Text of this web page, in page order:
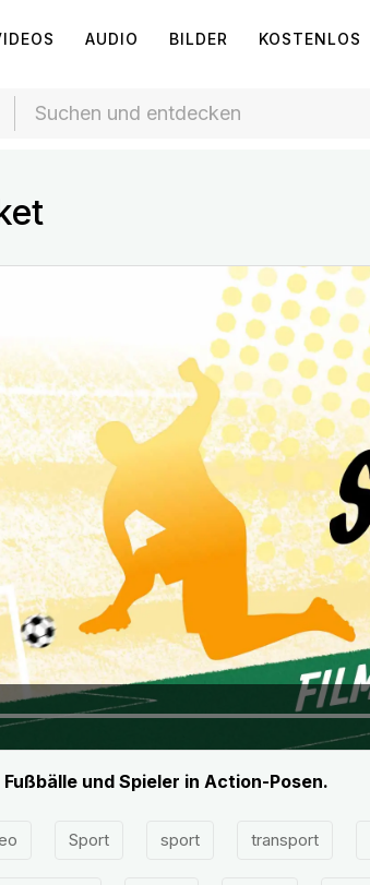
AUDIO BILDER KOSTENLOS
und Spieler in Action-Posen.
Sport sport transport